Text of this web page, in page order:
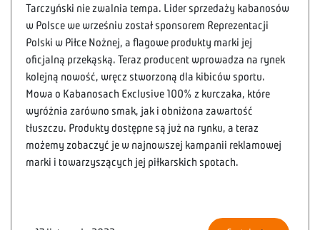
Tarczyński nie zwalnia tempa. Lider sprzedaży kabanosów
w Polsce we wrześniu został sponsorem Reprezentacji
Polski w Piłce Nożnej, a flagowe produkty marki jej
oficjalną przekąską. Teraz producent wprowadza na rynek
kolejną nowość, wręcz stworzoną dla kibiców sportu.
Mowa o Kabanosach Exclusive 100% z kurczaka, które
wyróżnia zarówno smak, jak i obniżona zawartość
tłuszczu. Produkty dostępne są już na rynku, a teraz
możemy zobaczyć je w najnowszej kampanii reklamowej
marki i towarzyszących jej piłkarskich spotach.